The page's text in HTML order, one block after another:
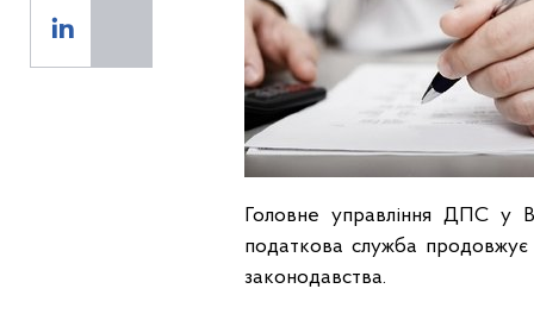
Головне управління ДПС у
податкова служба
законодавства.